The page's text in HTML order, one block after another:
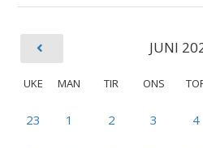
JUNI
UKE MAN TIR ONS
23 1 2 3 4